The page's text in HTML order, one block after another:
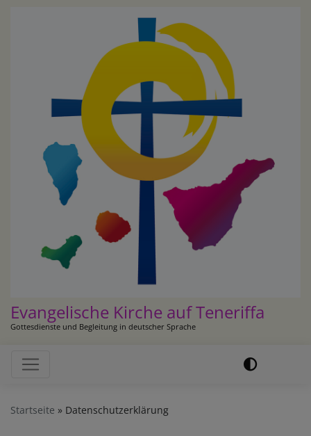
Evangelische Kirche auf Teneriffa
Gottesdienste und Begleitung in deutscher Sprache
Hauptnavigation
Startseite Datenschutzerklärung